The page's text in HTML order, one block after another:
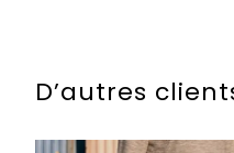
D’autres